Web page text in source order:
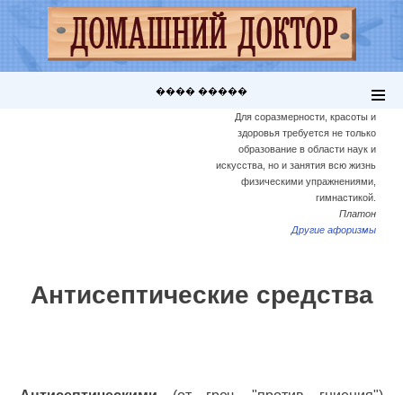
���� �����
Для соразмерности, красоты и
здоровья требуется не только
образование в области наук и
искусства, но и занятия всю жизнь
физическими упражнениями,
гимнастикой.
Платон
Другие афоризмы
Антисептические средства